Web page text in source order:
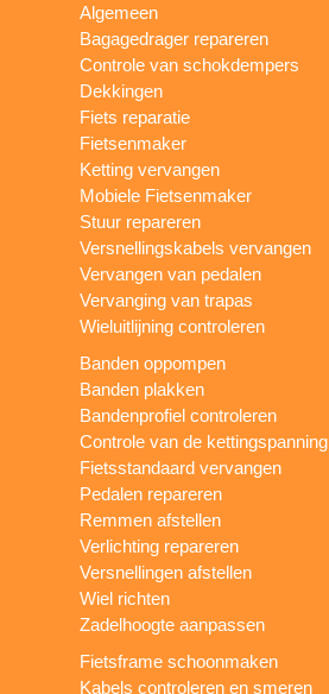
Algemeen
Bagagedrager repareren
Controle van schokdempers
Dekkingen
Fiets reparatie
Fietsenmaker
Ketting vervangen
Mobiele Fietsenmaker
Stuur repareren
Versnellingskabels vervangen
Vervangen van pedalen
Vervanging van trapas
Wieluitlijning controleren
Banden oppompen
Banden plakken
Bandenprofiel controleren
Controle van de kettingspanning
Fietsstandaard vervangen
Pedalen repareren
Remmen afstellen
Verlichting repareren
Versnellingen afstellen
Wiel richten
Zadelhoogte aanpassen
Fietsframe schoonmaken
Kabels controleren en smeren